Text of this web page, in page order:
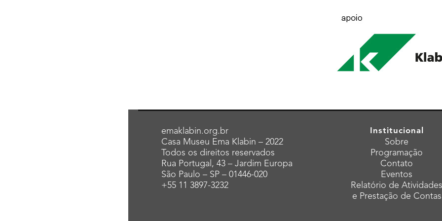
emaklabin.org.br
Casa Museu Ema Klabin – 2022
Todos os direitos reservados
Rua Portugal, 43 – Jardim Europa
São Paulo – SP – 01446-020
+55 11 3897-3232
Institucional
Sobre
Programação
Contato
Eventos
Relatório de
e Prestação de Contas